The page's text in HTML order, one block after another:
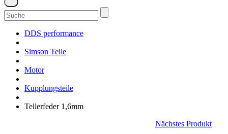
Suchen
nach:
DDS performance
Simson Teile
Motor
Kupplungsteile
Tellerfeder 1,6mm
Nächstes Produkt